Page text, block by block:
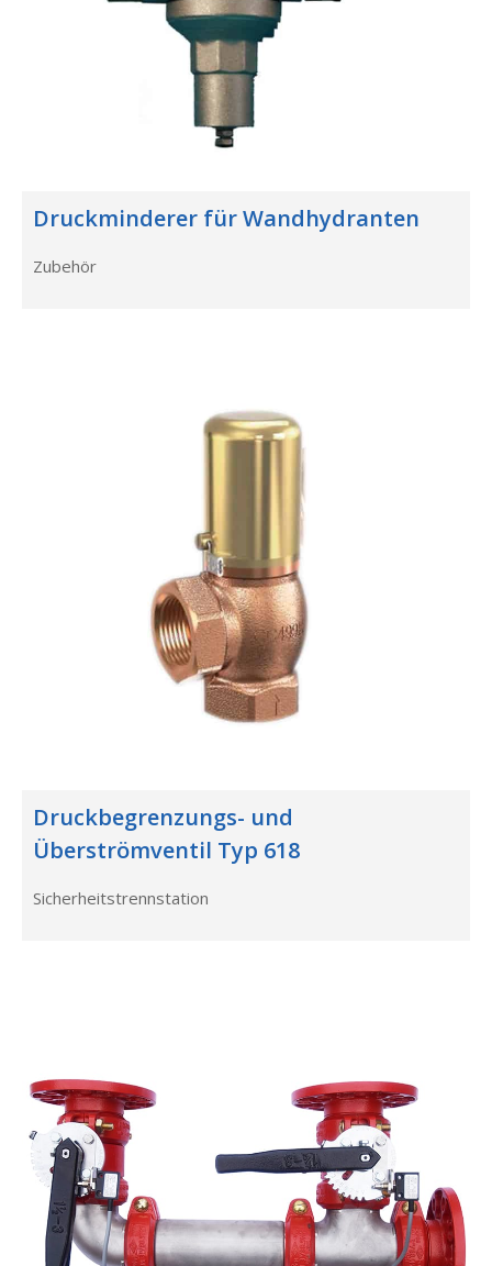
Druckminderer für Wandhydranten
Zubehör
Druckbegrenzungs- und
Überströmventil Typ 618
Sicherheitstrennstation